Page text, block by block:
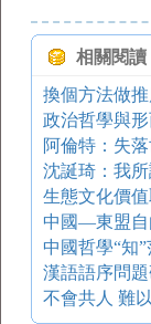
相關閱讀
換個方法做
阿倫特：失
沈誕琦：我
生態文化價
中國—東盟自
中國哲學“知
漢語語序問